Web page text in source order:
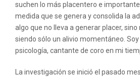
suchen lo más placentero e
medida que se genera y consolida la
algo que no lleva a generar placer,
siendo sólo un alivio momentáneo.
psicología, cantante de coro en mi
La investigación se inició el pasado